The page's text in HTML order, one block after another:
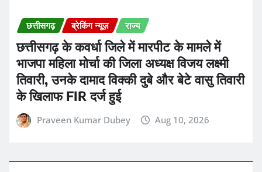
छत्तीसगढ़ ब्रेकिंग न्यूज़ राज्य
छत्तीसगढ़ में मानसून एक्टिव है
Praveen Kumar Dubey